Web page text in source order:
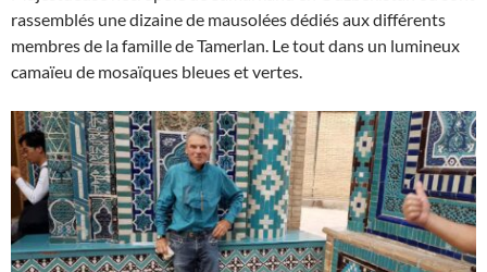
rassemblés une dizaine de mausolées dédiés aux différents
membres de la famille de Tamerlan. Le tout dans un lumineux
camaïeu de mosaïques bleues et vertes.